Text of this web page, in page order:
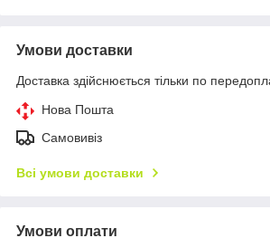
Умови доставки
Доставка здійснюється тільки по
Нова Пошта
Самовивіз
Всі умови доставки
Умови оплати